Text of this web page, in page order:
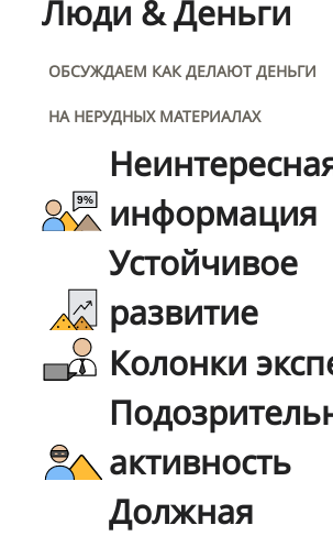
Люди & Деньги
ОБСУЖДАЕМ КАК ДЕЛАЮТ ДЕНЬГИ
НА НЕРУДНЫХ МАТЕРИАЛАХ
информация
Устойчивое
развитие
Колонки
активность
Должная